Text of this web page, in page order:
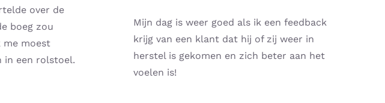
over de
boeg zou
me moest
in een rolstoel.
Mijn dag is weer goed als ik een feedback
krijg van een klant dat hij of zij weer in
herstel is gekomen en zich beter aan het
voelen is!